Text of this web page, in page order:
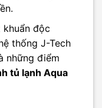
khuẩn độc
thống J-Tech
những điểm
tủ lạnh Aqua